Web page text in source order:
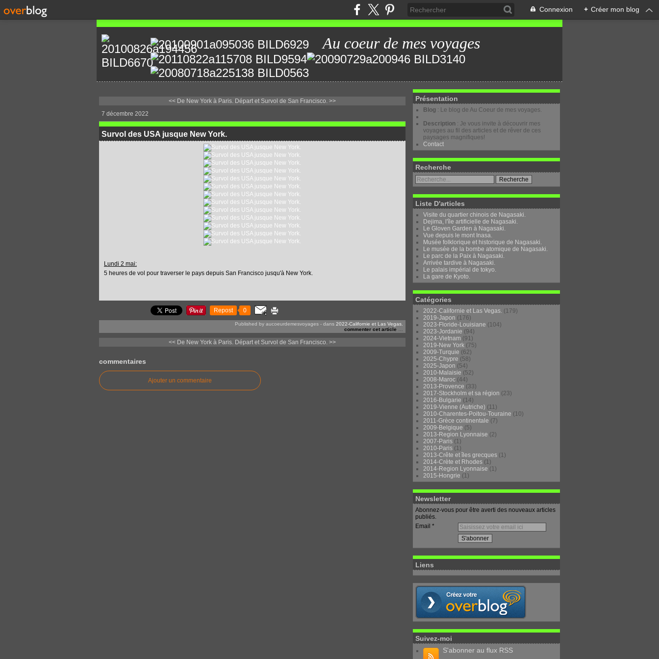
Connexion + Créer mon blog
Au coeur de mes voyages
<< De New York à Paris. Départ et Survol de San Francisco. >>
7 décembre 2022
Survol des USA jusque New York.
Lundi 2 mai:
5 heures de vol pour traverser le pays depuis San Francisco jusqu'à New York.
Repost 0
Published by aucoeurdemesvoyages - dans 2022-Californie et Las Vegas.
commenter cet article
<< De New York à Paris. Départ et Survol de San Francisco. >>
commentaires
Ajouter un commentaire
Présentation
Blog : Le blog de Au Coeur de mes voyages.
Description : Je vous invite à découvrir mes
voyages au fil des articles et de rêver de ces
paysages magnifiques!
Contact
Recherche
Liste D'articles
Visite du quartier chinois de Nagasaki.
Dejima, l'île artificielle de Nagasaki.
Le Gloven Garden à Nagasaki.
Vue depuis le mont Inasa.
Musée folklorique et historique de Nagasaki.
Le musée de la bombe atomique de Nagasaki.
Le parc de la Paix à Nagasaki.
Arrivée tardive à Nagasaki.
Le palais impérial de tokyo.
La gare de Kyoto.
Catégories
2022-Californie et Las Vegas. (179)
2019-Japon (176)
2023-Floride-Louisiane (104)
2023-Jordanie (94)
2024-Vietnam (91)
2019-New York (75)
2009-Turquie (62)
2025-Chypre (58)
2025-Japon (54)
2010-Malaisie (52)
2008-Maroc (44)
2013-Provence (33)
2017-Stockholm et sa région (23)
2016-Bulgarie (14)
2019-Vienne (Autriche) (11)
2010-Charentes-Poitou-Touraine (10)
2011-Grèce continentale (7)
2009-Belgique (5)
2013-Region Lyonnaise (2)
2007-Paris (1)
2010-Paris (1)
2013-Crête et îles grecques (1)
2014-Crète et Rhodes (1)
2014-Region Lyonnaise (1)
2015-Hongrie (1)
Newsletter
Abonnez-vous pour être averti des nouveaux articles
publiés.
Email
Liens
Suivez-moi
S'abonner au flux RSS